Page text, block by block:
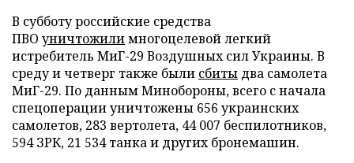
В субботу российские средства
ПВО уничтожилимногоцелевой легкий
истребитель МиГ-29 Воздушных сил Украины. В
среду и четверг также были сбиты два самолета
МиГ-29. По данным Минобороны, всего с начала
спецоперации уничтожены 656 украинских
самолетов, 283 вертолета, 44 007 беспилотников,
594 ЗРК, 21 534 танка и других бронемашин.